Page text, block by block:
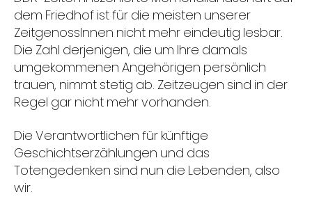
dem Friedhof ist für die meisten unserer
ZeitgenossInnen nicht mehr eindeutig lesbar.
Die Zahl derjenigen, die um Ihre damals
umgekommenen Angehörigen persönlich
trauen, nimmt stetig ab. Zeitzeugen sind in der
Regel gar nicht mehr vorhanden.
Die Verantwortlichen für künftige
Geschichtserzählungen und das
Totengedenken sind nun die Lebenden, also
wir.